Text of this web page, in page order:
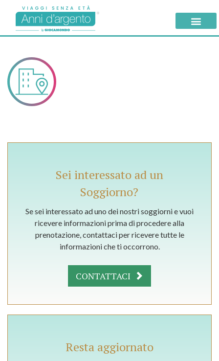
Sei interessato ad un
Soggiorno?
Se sei interessato ad uno dei nostri soggiorni e vuoi
ricevere informazioni prima di procedere alla
prenotazione, contattaci per ricevere tutte le
informazioni che ti occorrono.
CONTATTACI
Resta aggiornato